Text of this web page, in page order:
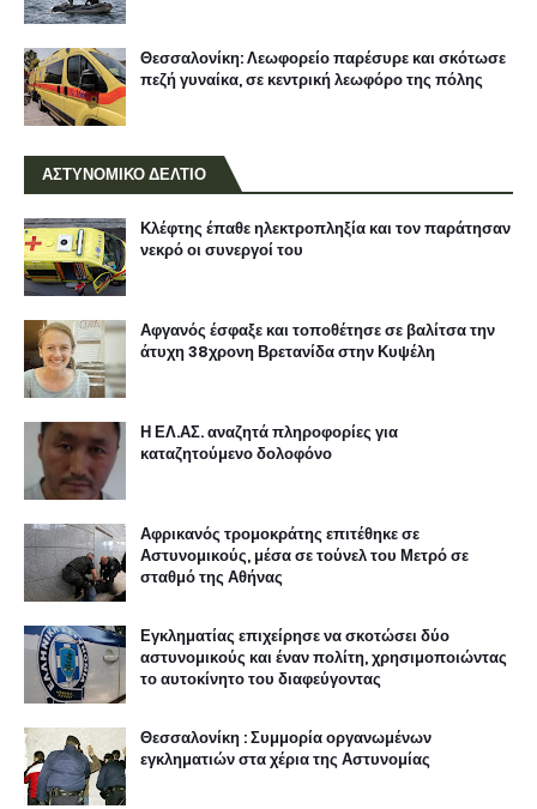
Θεσσαλονίκη: Λεωφορείο παρέσυρε και σκότωσε
πεζή γυναίκα, σε κεντρική λεωφόρο της πόλης
ΑΣΤΥΝΟΜΙΚΟ ΔΕΛΤΙΟ
Κλέφτης έπαθε ηλεκτροπληξία και τον παράτησαν
νεκρό οι συνεργοί του
Αφγανός έσφαξε και τοποθέτησε σε βαλίτσα την
άτυχη 38χρονη Βρετανίδα στην Κυψέλη
Η ΕΛ.ΑΣ. αναζητά πληροφορίες για
καταζητούμενο δολοφόνο
Αφρικανός τρομοκράτης επιτέθηκε σε
Αστυνομικούς, μέσα σε τούνελ του Μετρό σε
σταθμό της Αθήνας
Εγκληματίας επιχείρησε να σκοτώσει δύο
αστυνομικούς και έναν πολίτη, χρησιμοποιώντας
το αυτοκίνητο του διαφεύγοντας
Θεσσαλονίκη : Συμμορία οργανωμένων
εγκληματιών στα χέρια της Αστυνομίας